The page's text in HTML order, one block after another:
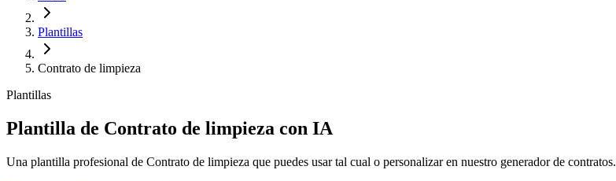
Plantillas
Contrato de limpieza
Plantillas
Plantilla de Contrato de limpieza con IA
Una plantilla profesional de Contrato de limpieza que puedes usar tal cual o personalizar en nuestro generador de contratos.